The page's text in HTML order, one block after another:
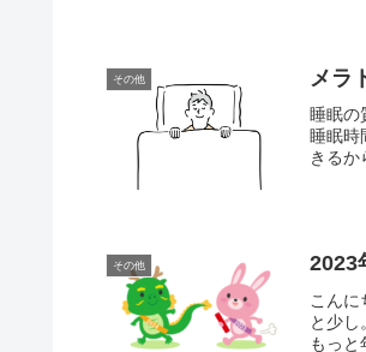
その他 メラ
睡眠の
睡眠時
きる
その他 2023
こん
と少し
もっと